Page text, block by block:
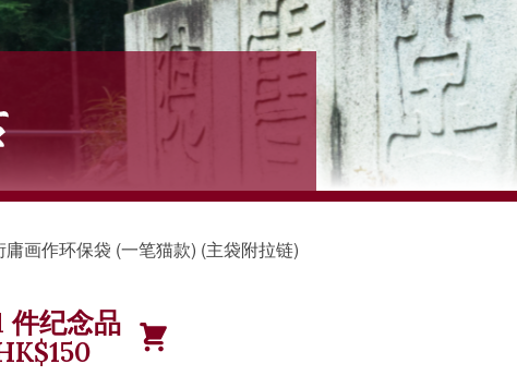
庸画作环保袋 (一笔猫款) (主袋附拉链)
件纪念品
150